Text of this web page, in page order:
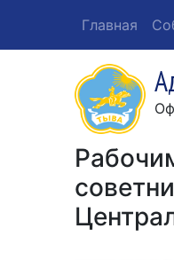
Главная